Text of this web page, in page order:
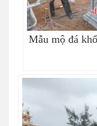
Mẫu mộ đá